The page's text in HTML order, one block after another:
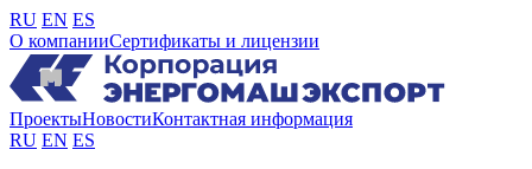
RU EN ES
О компанииСертификаты и лицензии
ПроектыНовостиКонтактная информация
RU EN ES